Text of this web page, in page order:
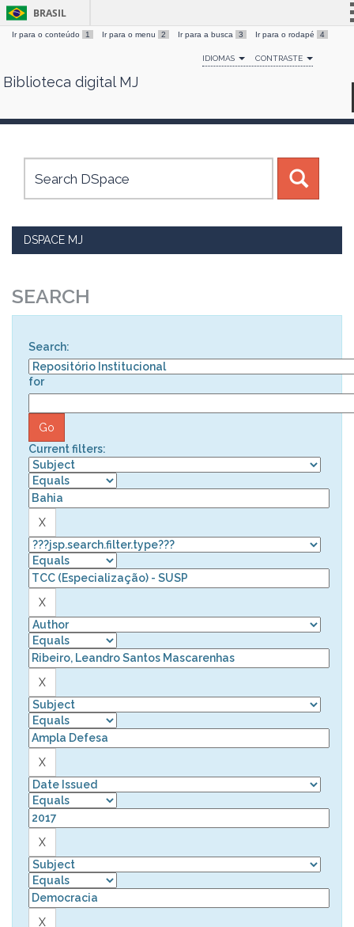
Skip
BRASIL
Simplifique!
Comunica BR
Canais
Ir para o conteúdo 1 Ir para o menu 2 Ir para a busca 3 Ir para o rodapé 4
IDIOMAS CONTRASTE
Biblioteca digital MJ
DSPACE MJ
SEARCH
Search:
for
Current filters: